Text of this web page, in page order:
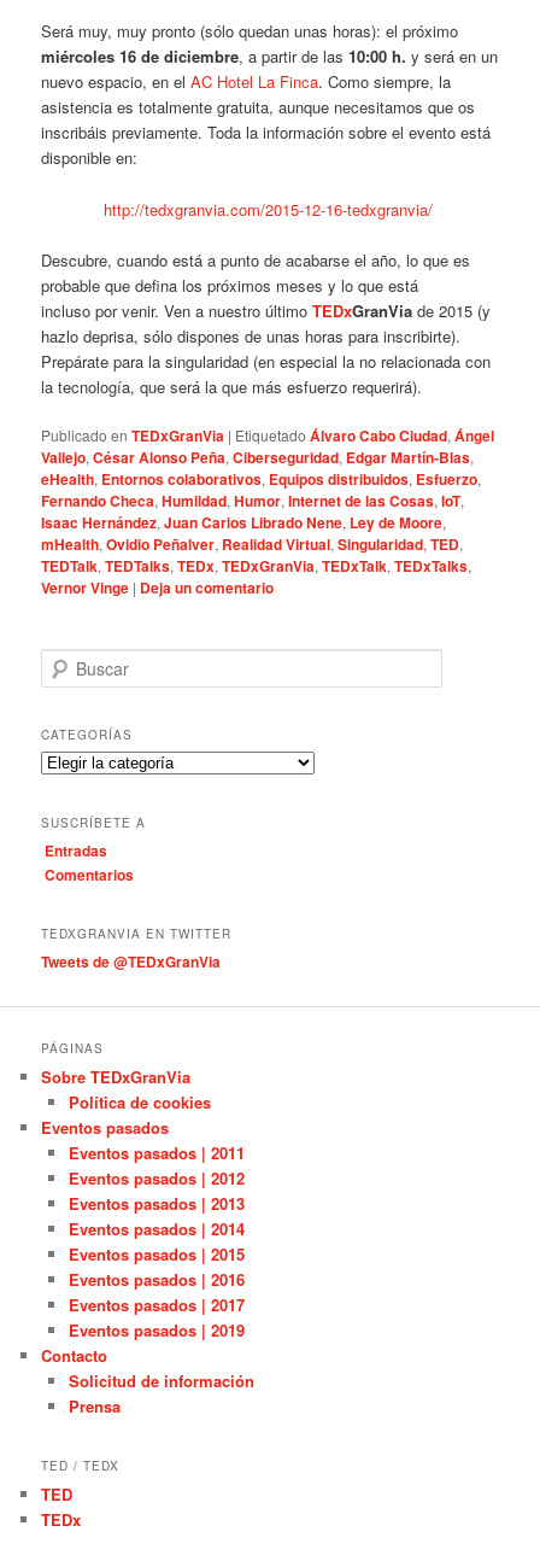
Será muy, muy pronto (sólo quedan unas horas): el próximo
miércoles 16 de diciembre, a partir de las10:00 h. y será en un
nuevo espacio, en elAC Hotel La Finca. Como siempre, la
asistencia es totalmente gratuita, aunque necesitamos que os
inscribáis previamente. Toda la información sobre el evento está
disponible en:
http://tedxgranvia.com/2015-12-16-tedxgranvia/
Descubre, cuando está a punto de acabarse el año, lo que es
probable que defina los próximos meses y lo que está
incluso por venir. Ven a nuestro últimoTEDxGranVia de 2015 (y
hazlo deprisa, sólo dispones de unas horas para inscribirte).
Prepárate para la singularidad (en especial la no relacionada con
la tecnología, que será la que más esfuerzo requerirá).
Publicado en TEDxGranVia | Etiquetado Álvaro Cabo Ciudad,Ángel
Vallejo,César Alonso Peña,Ciberseguridad, Edgar Martín-Blas,
eHealth, Entornos colaborativos, Equipos distribuidos, Esfuerzo,
Fernando Checa,Humildad,Humor,Internet de las Cosas,IoT,
Isaac Hernández,Juan Carlos Librado Nene, Ley de Moore,
mHealth,Ovidio Peñalver, Realidad Virtual,Singularidad,TED,
TEDTalk,TEDTalks,TEDx,TEDxGranVia,TEDxTalk,TEDxTalks,
Vernor Vinge | Deja un comentario
u
c
a
r
CATEGORÍAS
C
e
g
o
s
SUSCRÍBETE A
Entradas
Comentarios
TEDXGRANVIA EN TWITTER
Tweets de @TEDxGranVia
PÁGINAS
Sobre TEDxGranVia
Política de cookies
Eventos pasados
Eventos pasados | 2011
Eventos pasados | 2012
Eventos pasados | 2013
Eventos pasados | 2014
Eventos pasados | 2015
Eventos pasados | 2016
Eventos pasados | 2017
Eventos pasados | 2019
Contacto
Solicitud de información
Prensa
TED / TEDX
TED
TEDx